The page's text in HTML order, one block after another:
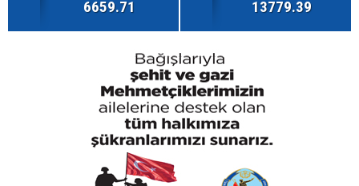
6659.71 13779.39